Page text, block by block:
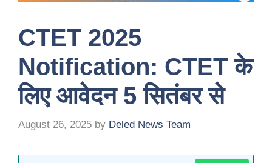
CTET 2025
Notification: CTET के
लिए आवेदन 5 सितंबर से
August 26, 2025 by Deled News Team